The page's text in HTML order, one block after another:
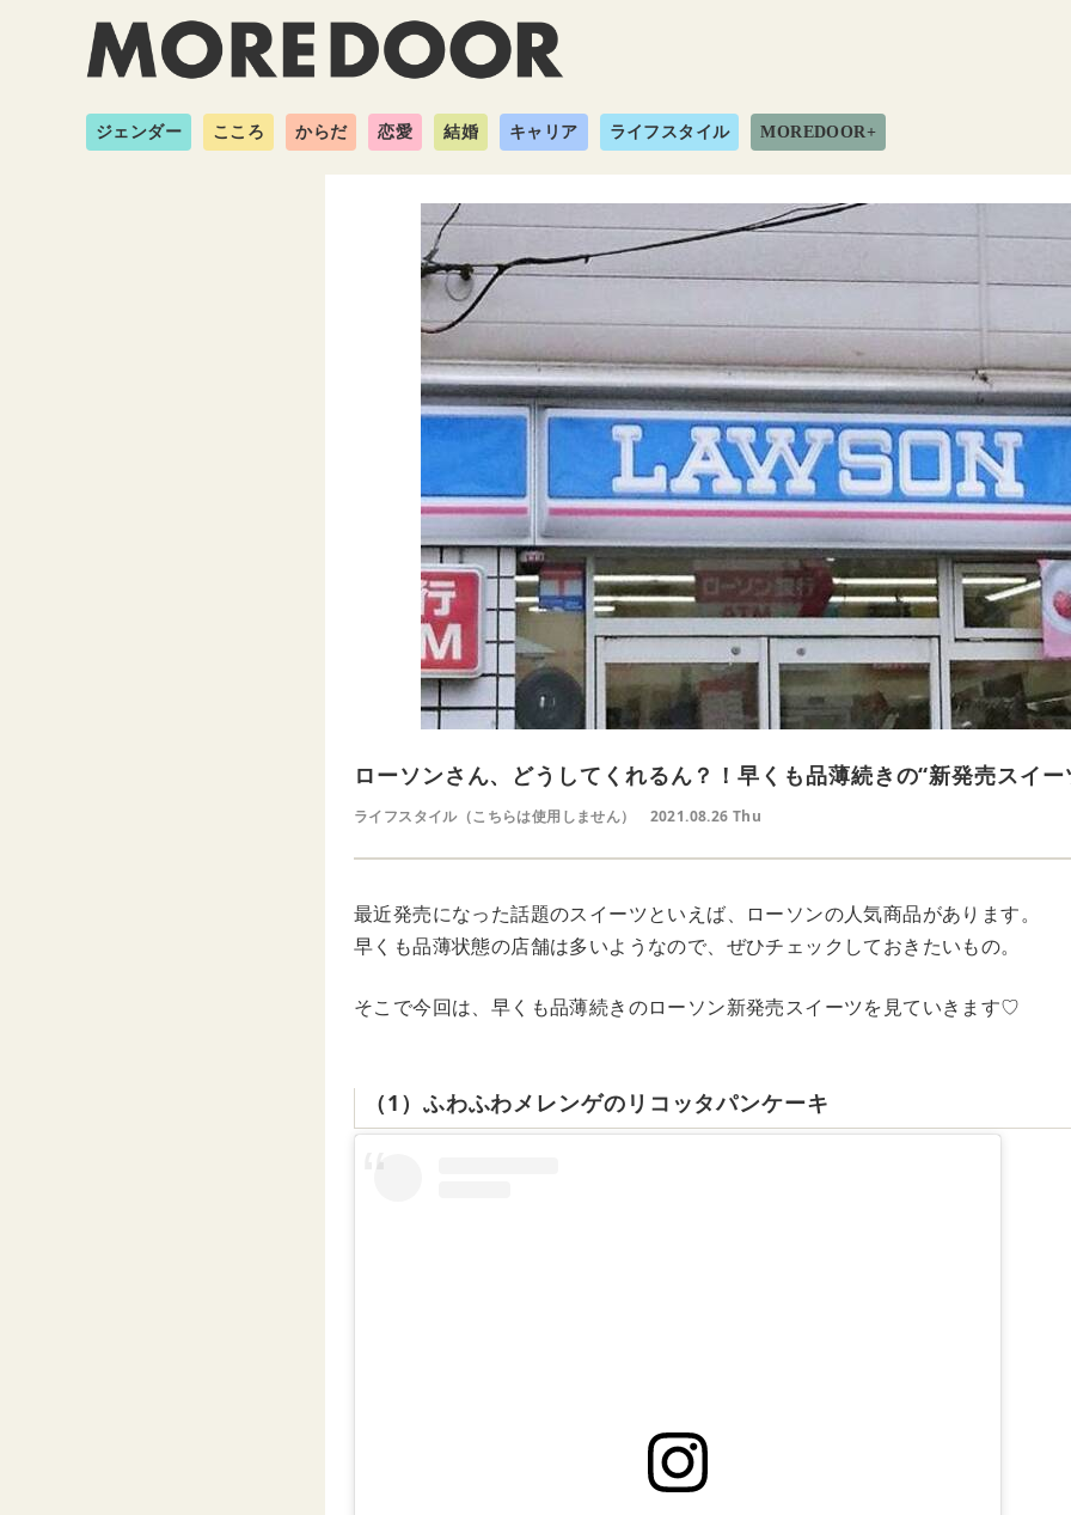
ジェンダー こころ からだ 恋愛 結婚 キャリア ライフスタイル MOREDOOR+
ローソンさん、どうしてくれるん？！早くも品薄続きの“新発売スイー
ライフスタイル（こちらは使用しません） 2021.08.26 Thu
最近発売になった話題のスイーツといえば、ローソンの人気商品があります。
早くも品薄状態の店舗は多いようなので、ぜひチェックしておきたいもの。
そこで今回は、早くも品薄続きのローソン新発売スイーツを見ていきます♡
（1）ふわふわメレンゲのリコッタパンケーキ